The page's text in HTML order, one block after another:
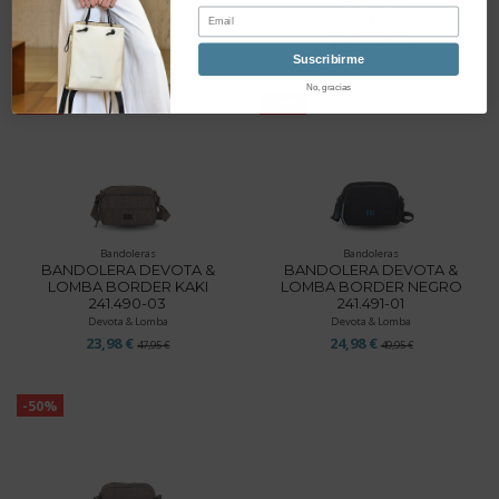
Devota & Lomba
22,48 € 44,95 € 23,98 €47,95 €
-50%
Bandoleras
BANDOLERA DEVOTA &
LOMBA BORDER KAKI
241.490-03
Devota & Lomba
23,98 €47,95 €
Bandoleras
BANDOLERA DEVOTA &
LOMBA BORDER NEGRO
241.491-01
Devota & Lomba
24,98 € 49,95 €
-50%
Email
Suscribirme
No, gracias